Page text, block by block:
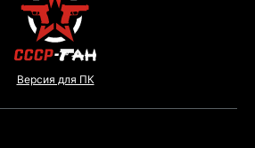
Версия для ПК